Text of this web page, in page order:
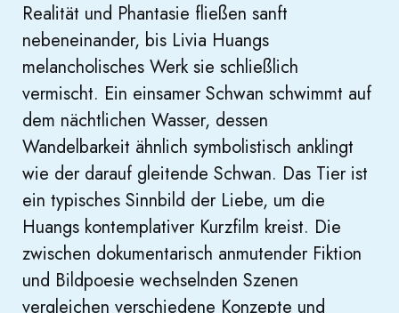
Realität und Phantasie fließen sanft
nebeneinander, bis Livia Huangs
melancholisches Werk sie schließlich
vermischt. Ein einsamer Schwan schwimmt auf
dem nächtlichen Wasser, dessen
Wandelbarkeit ähnlich symbolistisch anklingt
wie der darauf gleitende Schwan. Das Tier ist
ein typisches Sinnbild der Liebe, um die
Huangs kontemplativer Kurzfilm kreist. Die
zwischen dokumentarisch anmutender Fiktion
und Bildpoesie wechselnden Szenen
vergleichen verschiedene Konzepte und